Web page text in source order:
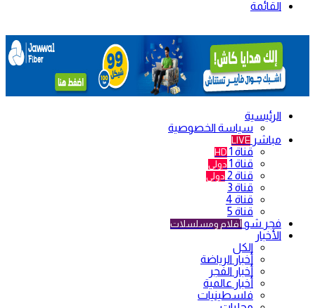
القائمة
الرئيسية
سياسة الخصوصية
مباشر LIVE
قناة 1 HD
قناة 1 دولي
قناة 2 دولي
قناة 3
قناة 4
قناة 5
فجر شو أفلام ومسلسلات
الأخبار
الكل
أخبار الرياضة
أخبار الفجر
أخبار عالمية
فلسطينيات